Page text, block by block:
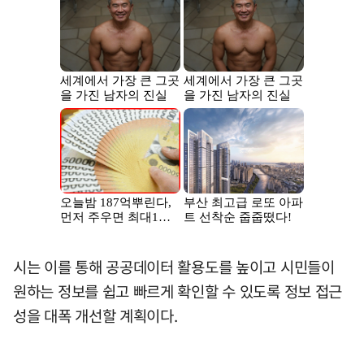
시는 이를 통해 공공데이터 활용도를 높이고 시민들이
원하는 정보를 쉽고 빠르게 확인할 수 있도록 정보 접근
성을 대폭 개선할 계획이다.